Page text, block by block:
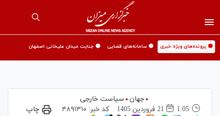
🟡 پرونده‌های ویژه خبری 🟡 سامانه‌های قضایی 🟡 جنایت میدان علیخانی اصفهان
جهان
سیاست خارجی
1:05
21 فروردين 1405 کد خبر: ۴۸۹۱۳۱۰
چاپ